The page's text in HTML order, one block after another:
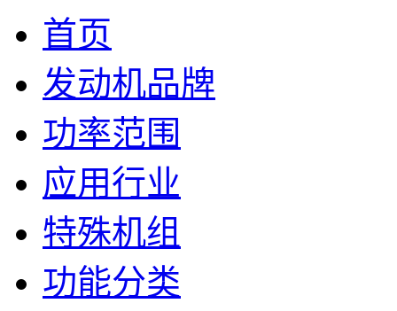
首页
发动机品牌
功率范围
应用行业
特殊机组
功能分类